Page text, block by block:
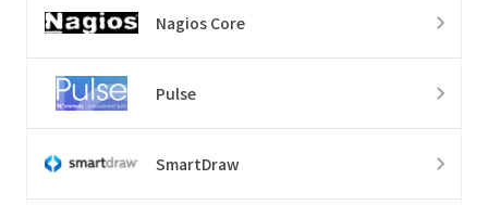
Nagios Core
Pulse
SmartDraw